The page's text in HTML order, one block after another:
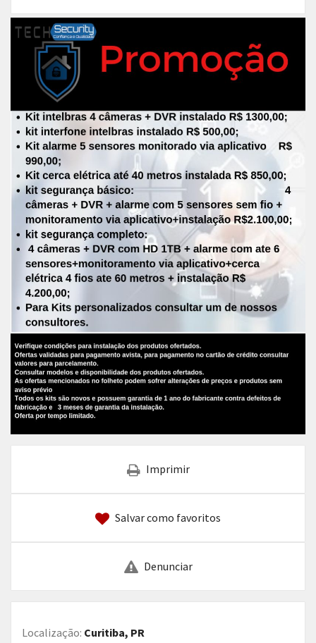
Imprimir
Salvar como favoritos
Denunciar
Localização: Curitiba, PR